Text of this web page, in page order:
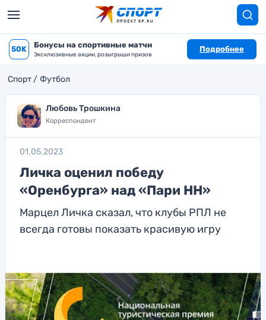
50K Бонусы на спортивные матчи
Эксклюзивные акции, розыгрыши призов
Подробнее
Спорт Футбол
Любовь Трошкина
Корреспондент
01.05.2023
Личка оценил победу
«Оренбурга» над «Пари НН»
Марцел Личка сказал, что клубы РПЛ не
всегда готовы показать красивую игру